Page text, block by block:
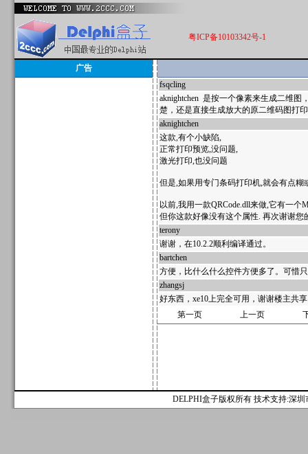
粤ICP备10103342号-1
广告
fsqcling
aknightchen 是按一个像素来生成二维
楚，还是直接生成放大的原二维码图打
aknightchen
这款,有个小缺陷,
正常打印预览,没问题,
激光打印,也没问题
但是,如果用专门条码打印机,就会有点糊
以前,我用一款QRCode.dll来做,它有一个
但你这款好像没有这个属性. 再次谢谢您
terony
谢谢，在10.2.2顺利编译通过。
bartchen
方便，比什么什么控件方便多了。可惜
zhangsj
好东西，xe10上完全可用，谢谢楼主共享
第一页
上一页
DELPHI盒子版权所有 技术支持:深